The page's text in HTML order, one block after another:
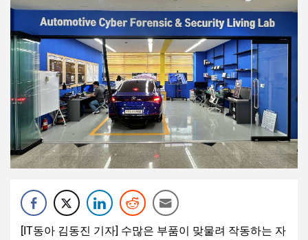
[IT동아 김동진 기자] 수많은 부품이 맞물려 작동하는 자